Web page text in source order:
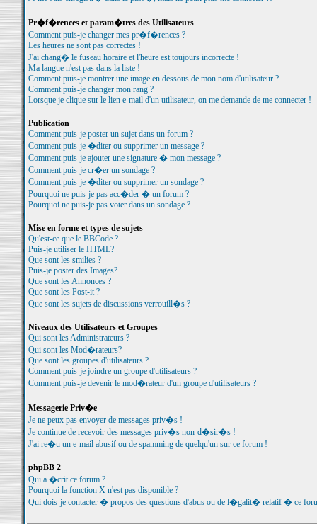
Pr�f�rences et param�tres des Utilisateurs
Comment puis-je changer mes pr�f�rences ?
Les heures ne sont pas correctes !
J'ai chang� le fuseau horaire et l'heure est toujours incorrecte !
Ma langue n'est pas dans la liste !
Comment puis-je montrer une image en dessous de mon nom d'utilisateur ?
Comment puis-je changer mon rang ?
Lorsque je clique sur le lien e-mail d'un utilisateur, on me demande de me connecter !
Publication
Comment puis-je poster un sujet dans un forum ?
Comment puis-je �diter ou supprimer un message ?
Comment puis-je ajouter une signature � mon message ?
Comment puis-je cr�er un sondage ?
Comment puis-je �diter ou supprimer un sondage ?
Pourquoi ne puis-je pas acc�der � un forum ?
Pourquoi ne puis-je pas voter dans un sondage ?
Mise en forme et types de sujets
Qu'est-ce que le BBCode ?
Puis-je utiliser le HTML?
Que sont les smilies ?
Puis-je poster des Images?
Que sont les Annonces ?
Que sont les Post-it ?
Que sont les sujets de discussions verrouill�s ?
Niveaux des Utilisateurs et Groupes
Qui sont les Administrateurs ?
Qui sont les Mod�rateurs?
Que sont les groupes d'utilisateurs ?
Comment puis-je joindre un groupe d'utilisateurs ?
Comment puis-je devenir le mod�rateur d'un groupe d'utilisateurs ?
Messagerie Priv�e
Je ne peux pas envoyer de messages priv�s !
Je continue de recevoir des messages priv�s non-d�sir�s !
J'ai re�u un e-mail abusif ou de spamming de quelqu'un sur ce forum !
phpBB 2
Qui a �crit ce forum ?
Pourquoi la fonction X n'est pas disponible ?
Qui dois-je contacter � propos des questions d'abus ou de l�galit� relatif � ce